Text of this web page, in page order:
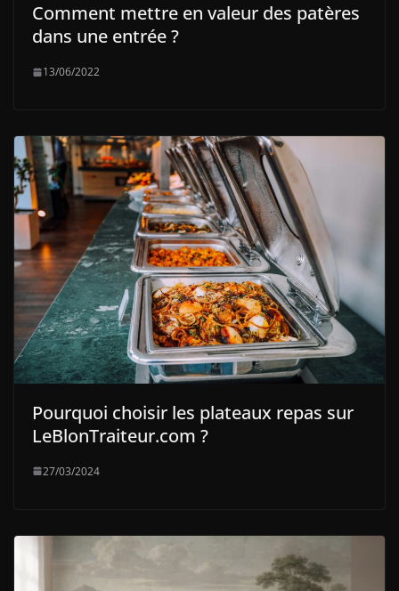
Comment mettre en valeur des patères
dans une entrée ?
13/06/2022
Pourquoi choisir les plateaux repas sur
LeBlonTraiteur.com ?
27/03/2024